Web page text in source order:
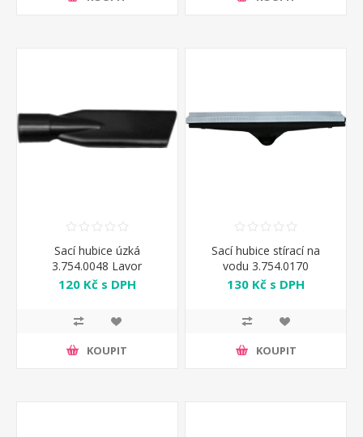
Sací hubice úzká
3.754.0048 Lavor
120 Kč s DPH
KOUPIT
Sací hubice stírací na
vodu 3.754.0170
130 Kč s DPH
KOUPIT